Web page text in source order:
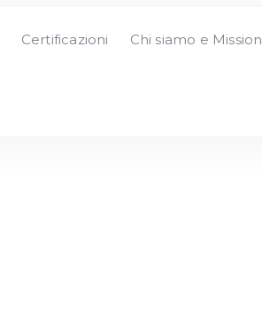
Certificazioni Chi siamo e Mission